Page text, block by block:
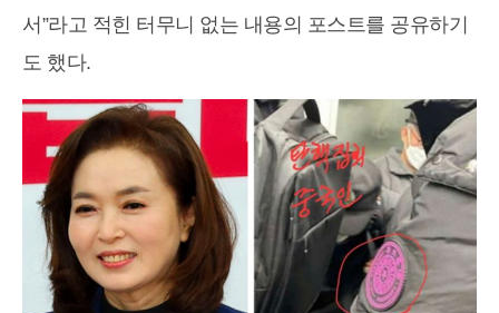
서”라고 적힌 터무니 없는 내용의 포스트를 공유하기
도 했다.